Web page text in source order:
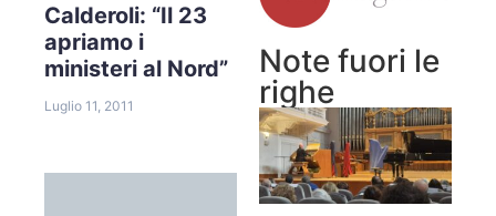
Calderoli: “Il 23
apriamo i
ministeri al Nord”
Luglio 11, 2011
Note fuori le
righe